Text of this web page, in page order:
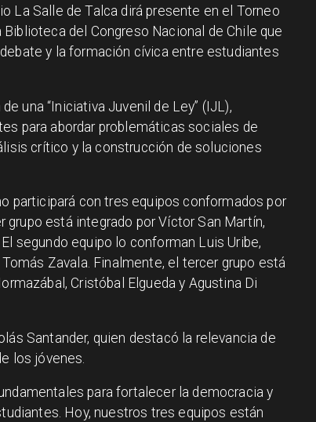
La Salle de Talca dirá presente en el Torneo
del Congreso Nacional de Chile que
y la formación cívica entre estudiantes
una “Iniciativa Juvenil de Ley” (IJL),
para abordar problemáticas sociales de
crítico y la construcción de soluciones
participará con tres equipos conformados por
está integrado por Víctor San Martín,
segundo equipo lo conforman Luis Uribe,
Zavala. Finalmente, el tercer grupo está
Cristóbal Elgueda y Agustina Di
Santander, quien destacó la relevancia de
los jóvenes.
para fortalecer la democracia y
Hoy, nuestros tres equipos están